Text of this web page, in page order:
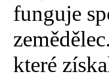
funguje
které